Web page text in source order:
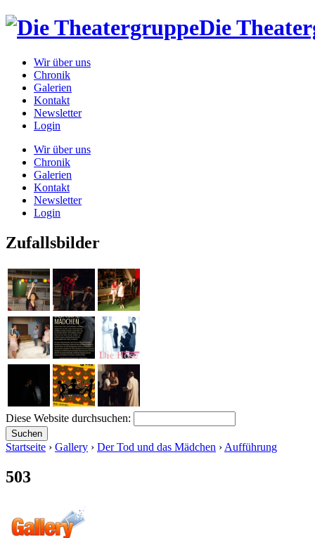
Die
Wir über uns
Chronik
Galerien
Kontakt
Newsletter
Login
Wir über uns
Chronik
Galerien
Kontakt
Newsletter
Login
Zufallsbilder
Diese Website durchsuchen:
Startseite › Gallery › Der Tod und das Mädchen › Aufführung
503